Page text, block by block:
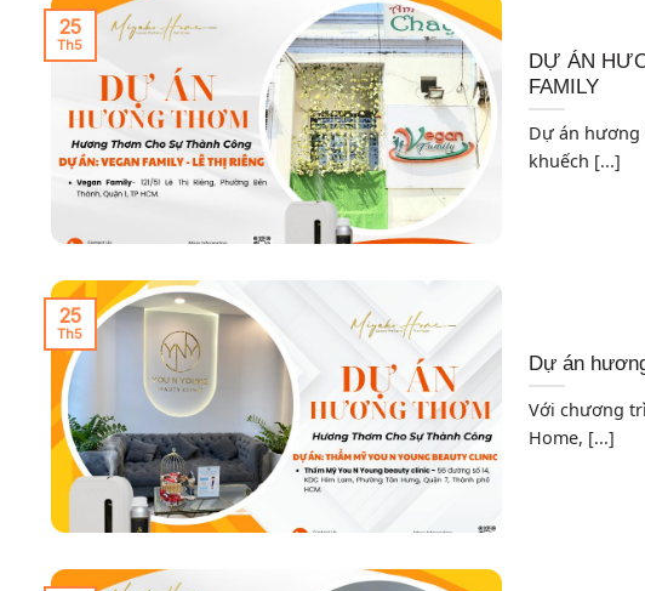
DỰ ÁN
FAMILY
Dự án hương
khuếch [...]
25
Th5
Dự án
Với chương
Home, [...]
25
Th5